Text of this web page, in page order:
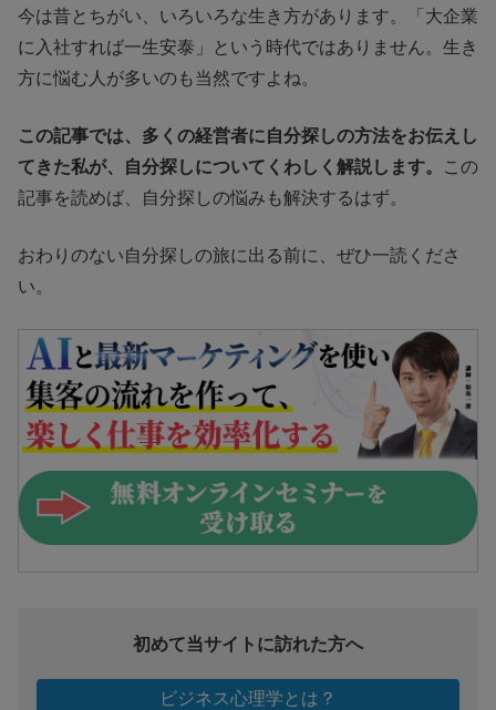
今は昔とちがい、いろいろな生き方があります。「大企業
に入社すれば一生安泰」という時代ではありません。生き
方に悩む人が多いのも当然ですよね。
この記事では、多くの経営者に自分探しの方法をお伝えし
てきた私が、自分探しについてくわしく解説します。
この
記事を読めば、自分探しの悩みも解決するはず。
おわりのない自分探しの旅に出る前に、ぜひ一読くださ
い。
初めて当サイトに訪れた方へ
ビジネス心理学とは？